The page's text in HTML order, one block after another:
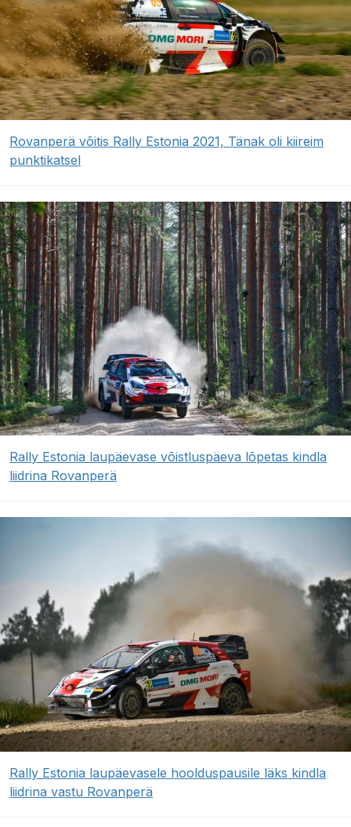
Rovanperä võitis Rally Estonia 2021, Tänak oli kiireim
punktikatsel
Rally Estonia laupäevase võistluspäeva lõpetas kindla
liidrina Rovanperä
Rally Estonia laupäevasele hoolduspausile läks kindla
liidrina vastu Rovanperä